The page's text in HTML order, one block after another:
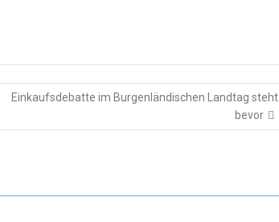
Einkaufsdebatte im Burgenländischen Landtag steht
bevor